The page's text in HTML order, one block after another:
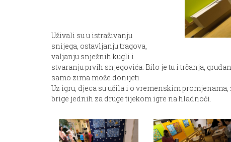
Uživali su u istraživanju
snijega, ostavljanju tragova,
valjanju snježnih kugli i
stvaranju prvih snjegovića. Bilo je tu i trčanja,
samo zima može donijeti.
Uz igru, djeca su učila i o vremenskim
brige jednih za druge tijekom igre na hladnoći.